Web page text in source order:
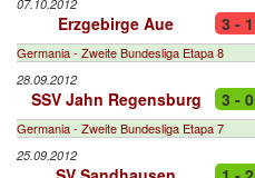
07.10.2012
Erzgebirge Aue 3 - 1
Germania - Zweite Bundesliga Etapa 8
28.09.2012
SSV Jahn Regensburg 3 - 0
Germania - Zweite Bundesliga Etapa 7
25.09.2012